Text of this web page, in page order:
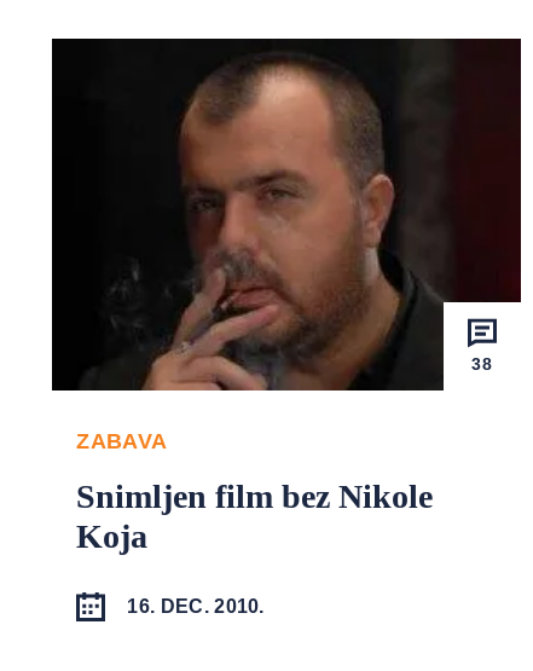
38
ZABAVA
Snimljen film bez Nikole
Koja
16. DEC. 2010.